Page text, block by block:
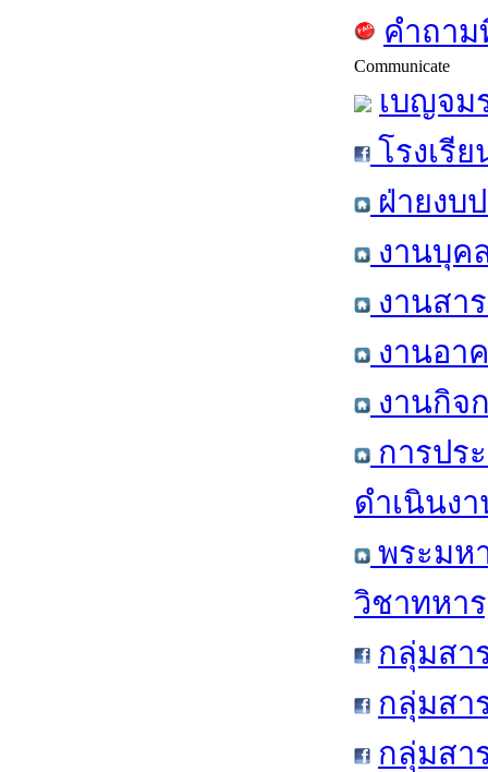
คำถา
Communicate
เบญจม
โรงเรี
ฝ่ายงบ
งานบุค
งานสา
งานอา
งานกิจ
การปร
ดำเนินง
พระมห
วิชาทหา
กลุ่มสา
กลุ่มสา
กลุ่มสา